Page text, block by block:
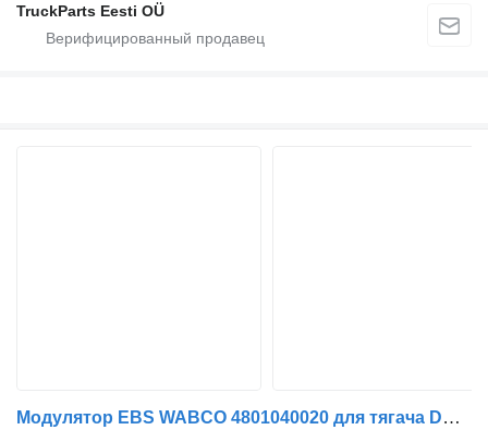
TruckParts Eesti OÜ
Модулятор EBS WABCO 4801040020 для тягача DAF LF45, LF55, LF180, CF65, CF75, CF85 (2001-)